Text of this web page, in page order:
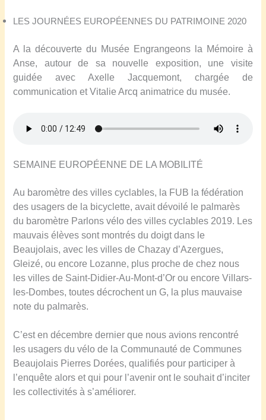
LES JOURNÉES EUROPÉENNES DU PATRIMOINE 2020
A la découverte du Musée Engrangeons la Mémoire à
Anse, autour de sa nouvelle exposition, une visite
guidée avec Axelle Jacquemont, chargée de
communication et Vitalie Arcq animatrice du musée.
S EMAINE EUROPÉENNE DE LA MOBILITÉ
Au baromètre des villes cyclables, la FUB la fédération
des usagers de la bicyclette, avait dévoilé le palmarès
du baromètre Parlons vélo des villes cyclables 2019. Les
mauvais élèves sont montrés du doigt dans le
Beaujolais, avec les villes de Chazay d’Azergues,
Gleizé, ou encore Lozanne, plus proche de chez nous
les villes de Saint-Didier-Au-Mont-d’Or ou encore Villars-
les-Dombes, toutes décrochent un G, la plus mauvaise
note du palmarès.
C’est en décembre dernier que nous avions rencontré
les usagers du vélo de la Communauté de Communes
Beaujolais Pierres Dorées, qualifiés pour participer à
l’enquête alors et qui pour l’avenir ont le souhait d’inciter
les collectivités à s’améliorer.